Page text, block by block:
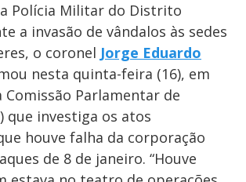
Polícia Militar do Distrito
a invasão de vândalos às sedes
o coronel Jorge Eduardo
nesta quinta-feira (16), em
Parlamentar de
que investiga os atos
houve falha da corporação
de 8 de janeiro. “Houve